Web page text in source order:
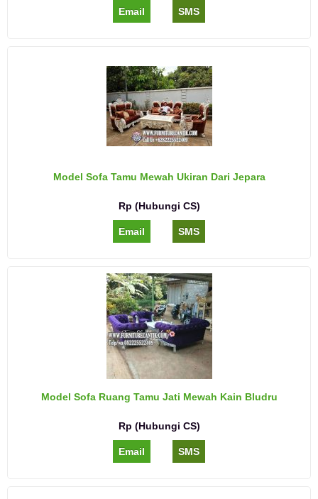
Email SMS
Model Sofa Tamu Mewah Ukiran Dari Jepara
Rp (Hubungi CS)
Email SMS
Model Sofa Ruang Tamu Jati Mewah Kain Bludru
Rp (Hubungi CS)
Email SMS